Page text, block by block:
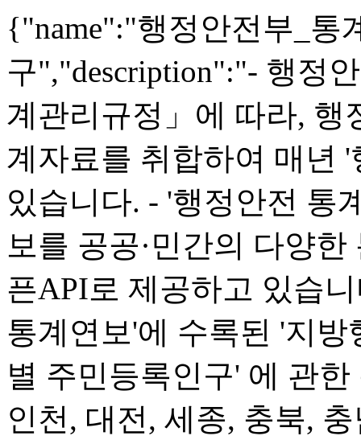
{"name":"행정안전부_통
구","description":"- 행정
계관리규정」에 따라, 행
계자료를 취합하여 매년
있습니다. - '행정안전 통
보를 공공·민간의 다양
픈API로 제공하고 있습
통계연보'에 수록된 '지
별 주민등록인구' 에 관
인천, 대전, 세종, 충북,